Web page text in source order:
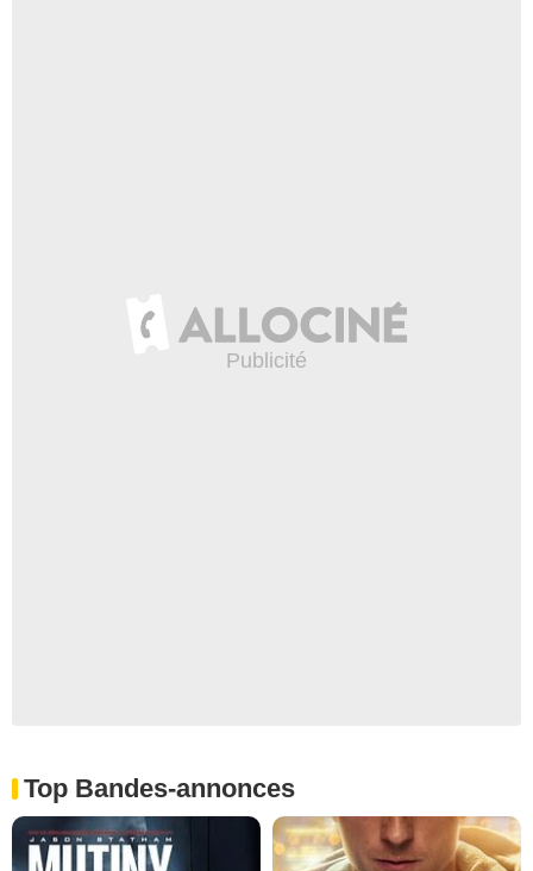
Top Bandes-annonces